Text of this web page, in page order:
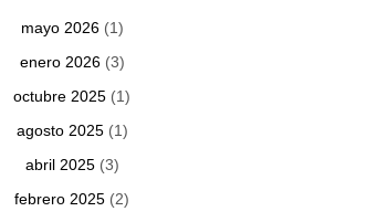
mayo 2026(1)
enero 2026(3)
octubre 2025 (1)
agosto 2025(1)
abril 2025(3)
febrero 2025 (2)